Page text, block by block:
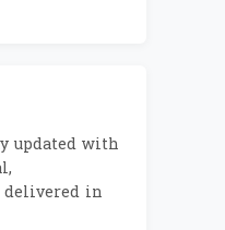
updated with
delivered in